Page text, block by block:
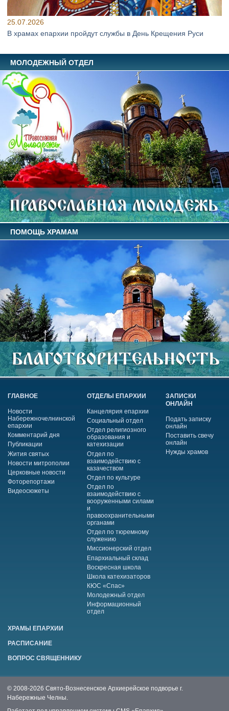
25.07.2026
В храмах епархии пройдут службы в День Крещения Руси
МОЛОДЕЖНЫЙ ОТДЕЛ
ПОМОЩЬ ХРАМАМ
ГЛАВНОЕ
Новости
Набережночелнинской
епархии
Комментарий дня
Публикации
Жития святых
Новости митрополии
Церковные новости
Фоторепортажи
Видеосюжеты
ОТДЕЛЫ ЕПАРХИИ
Канцелярия епархии
Социальный отдел
Отдел религиозного
образования и
катехизации
Отдел по
взаимодействию с
казачеством
Отдел по культуре
Отдел по
взаимодействию с
вооруженными силами
и
правоохранительными
органами
Отдел по тюремному
служению
Миссионерский отдел
Епархиальный склад
Воскресная школа
Школа катехизаторов
КЮС «Спас»
Молодежный отдел
Информационный
отдел
ЗАПИСКИ
ОНЛАЙН
Подать записку
онлайн
Поставить свечу
онлайн
Нужды храмов
ХРАМЫ ЕПАРХИИ
РАСПИСАНИЕ
ВОПРОС СВЯЩЕННИКУ
© 2008-2026 Свято-Вознесенское Архиерейское подворье г.
Набережные Челны.